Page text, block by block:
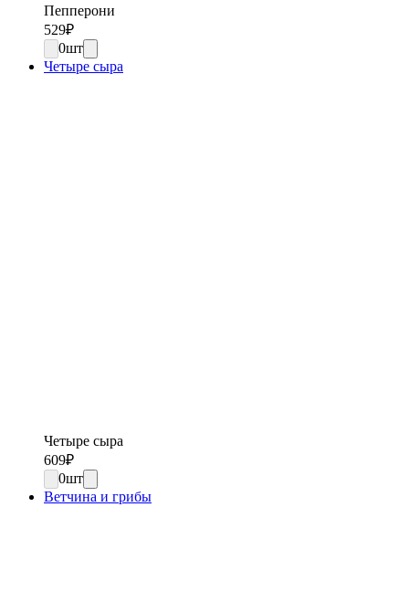
Пепперони
529₽
0шт
Четыре сыра
Четыре сыра
609₽
0шт
Ветчина и грибы